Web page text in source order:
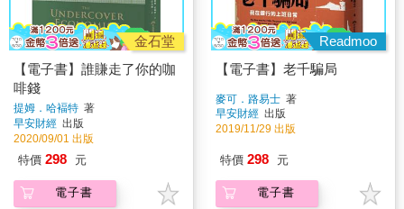
金石堂
【電子書】誰賺走了你的咖
啡錢
提姆．哈褔特 著
早安財經 出版
2020/09/01 出版
特價 298 元
電子書
Readmoo
【電子書】老千騙局
麥可．路易士 著
早安財經 出版
2019/11/29 出版
特價 298 元
電子書